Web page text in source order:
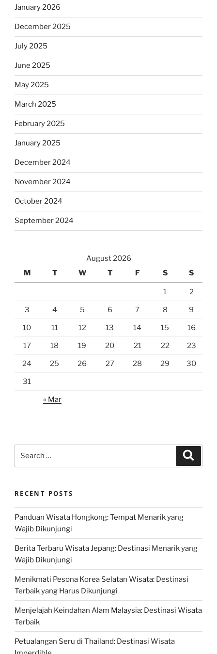
January 2026
December 2025
July 2025
June 2025
May 2025
March 2025
February 2025
January 2025
December 2024
November 2024
October 2024
September 2024
August 2026
M
T W T F S S
1 2
3 4 5 6 7 8 9
10 11 12 13 14 15 16
17 18 19 20 21 22 23
24 25 26 27 28 29 30
31
« Mar
RECENT POSTS
Panduan Wisata Hongkong: Tempat Menarik yang
Wajib Dikunjungi
Berita Terbaru Wisata Jepang: Destinasi Menarik yang
Wajib Dikunjungi
Menikmati Pesona Korea Selatan Wisata: Destinasi
Terbaik yang Harus Dikunjungi
Menjelajah Keindahan Alam Malaysia: Destinasi Wisata
Terbaik
Petualangan Seru di Thailand: Destinasi Wisata